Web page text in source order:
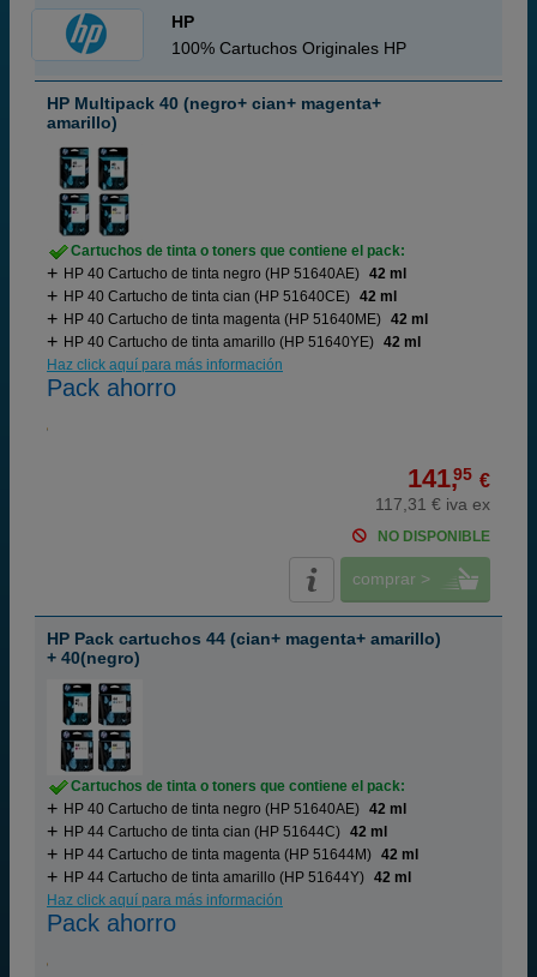
HP
100% Cartuchos Originales HP
HP Multipack 40 (negro+ cian+ magenta+
amarillo)
Cartuchos de tinta o toners que contiene el pack:
HP 40 Cartucho de tinta negro (HP 51640AE) 42 ml
HP 40 Cartucho de tinta cian (HP 51640CE) 42 ml
HP 40 Cartucho de tinta magenta (HP 51640ME) 42 ml
HP 40 Cartucho de tinta amarillo (HP 51640YE) 42 ml
Haz click aquí para más información
Pack ahorro
141,95 €
117,31 € iva ex
NO DISPONIBLE
comprar >
HP Pack cartuchos 44 (cian+ magenta+ amarillo)
+ 40(negro)
Cartuchos de tinta o toners que contiene el pack:
HP 40 Cartucho de tinta negro (HP 51640AE) 42 ml
HP 44 Cartucho de tinta cian (HP 51644C) 42 ml
HP 44 Cartucho de tinta magenta (HP 51644M) 42 ml
HP 44 Cartucho de tinta amarillo (HP 51644Y) 42 ml
Haz click aquí para más información
Pack ahorro